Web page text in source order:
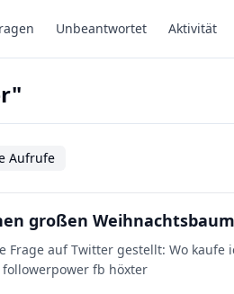
Unbeantwortet Aktivität
Aufrufe
großen
auf Twitter gestellt: Wo kaufe
fb höxter